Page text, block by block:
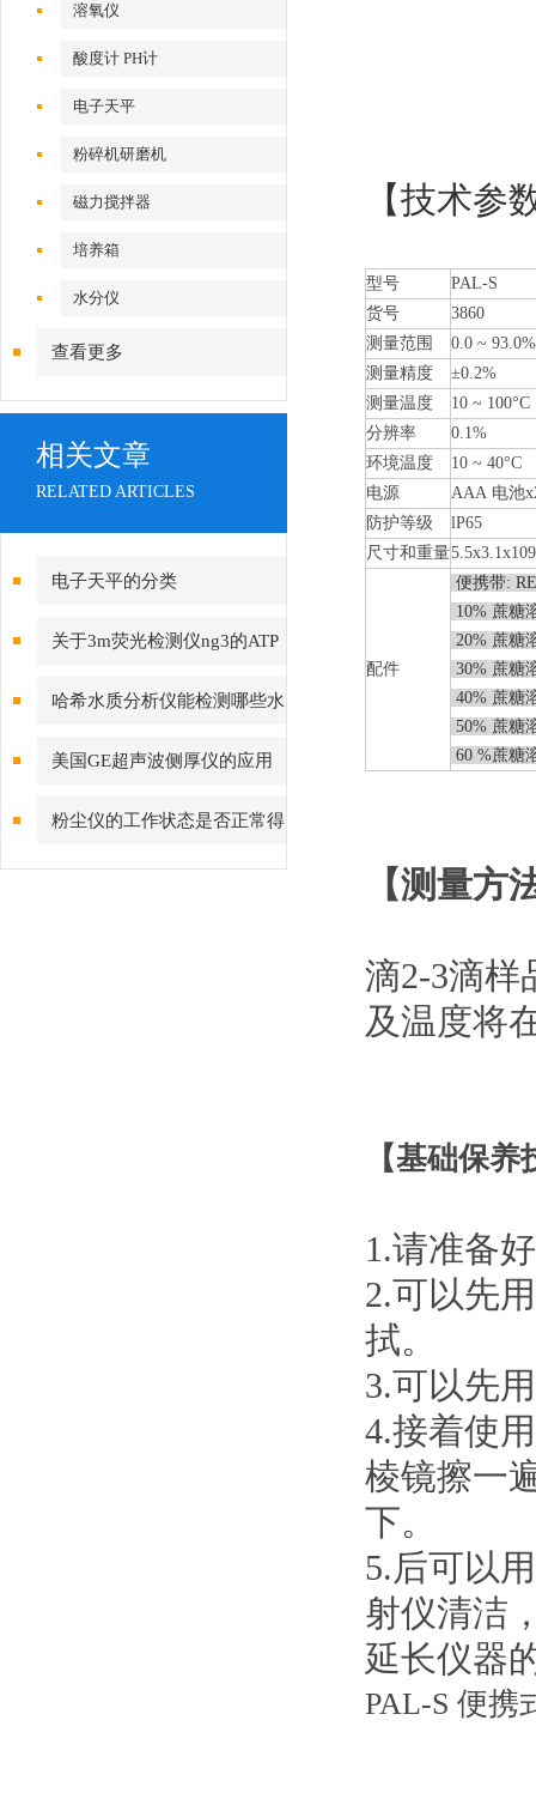
溶氧仪
酸度计 PH计
电子天平
粉碎机研磨机
磁力搅拌器
培养箱
水分仪
查看更多
相关文章
RELATED ARTICLES
电子天平的分类
关于3m荧光检测仪ng3的ATP
检测原理你真的了解吗
哈希水质分析仪能检测哪些水
质参数？
美国GE超声波侧厚仪的应用
和相关定义是怎么样的呢？
粉尘仪的工作状态是否正常得
看这些方面
【技术参
型号
PAL-S
货号
3860
测量范围
0.0 ~ 93.0%
测量精度
±0.2%
测量温度
10 ~ 100°C
分辨率
0.1%
环境温度
10 ~ 40°C
电源
AAA 电池
防护等级
lP65
尺寸和重量5.5x3
配件
便携带:
10% 蔗糖
20% 蔗糖
30% 蔗糖
40% 蔗糖
50% 蔗糖
60 %蔗糖
【测量方
滴2-3滴
及温度将
【基础保养
1.请准备
2.可以先
拭。
3.可以先
4.接着使
棱镜擦一
下。
5.后可以
射仪清洁
延长仪器
PAL-S 便携